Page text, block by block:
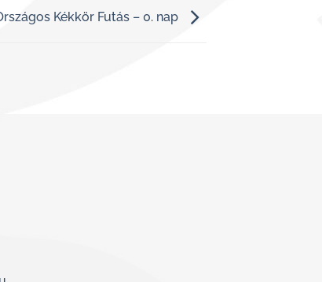
Kékkör Futás – 0. nap